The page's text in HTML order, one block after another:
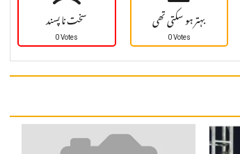
سخت نا پسند
0 Votes بہتر ہو سکتی تھی
0 Votes